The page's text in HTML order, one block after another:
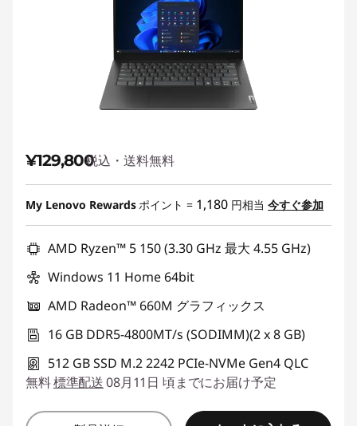
¥129,800税込・送料無料
My Lenovo Rewardsポイント = 1,180 円相当 今すぐ参加
AMD Ryzen™ 5 150 (3.30 GHz 最大 4.55 GHz)
Windows 11 Home 64bit
AMD Radeon™ 660M グラフィックス
16 GB DDR5-4800MT/s (SODIMM)(2 x 8 GB)
512 GB SSD M.2 2242 PCIe-NVMe Gen4 QLC
無料標準配送08月11日 頃までにお届け予定